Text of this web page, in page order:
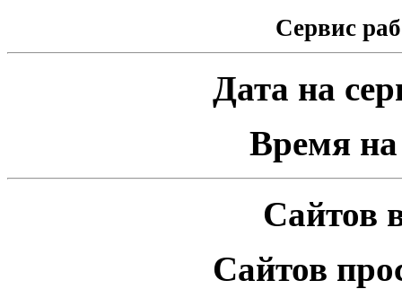
Сервис
Дата на
Время на
Сайтов
Сайтов